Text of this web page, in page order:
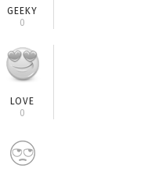
GEEKY
0
LOVE
0